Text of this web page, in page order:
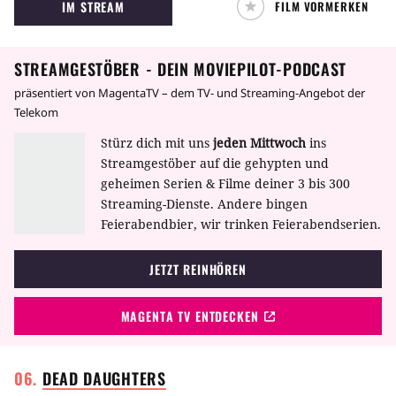
IM STREAM FILM VORMERKEN
STREAMGESTÖBER - DEIN MOVIEPILOT-PODCAST
präsentiert von MagentaTV – dem TV- und Streaming-Angebot der
Telekom
Stürz dich mit uns jeden Mittwoch ins
Streamgestöber auf die gehypten und
geheimen Serien & Filme deiner 3 bis 300
Streaming-Dienste. Andere bingen
Feierabendbier, wir trinken Feierabendserien.
JETZT REINHÖREN
MAGENTA TV ENTDECKEN
DEAD DAUGHTERS